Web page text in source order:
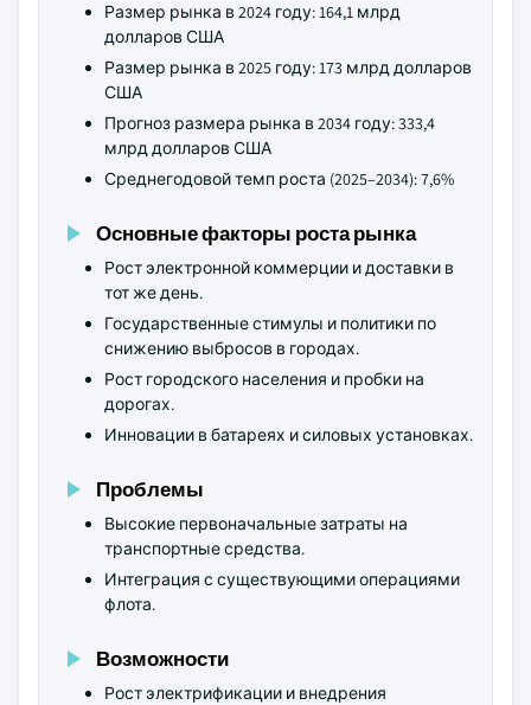
Размер рынка в 2024 году: 164,1 млрд
долларов США
Размер рынка в 2025 году: 173 млрд долларов
США
Прогноз размера рынка в 2034 году: 333,4
млрд долларов США
Среднегодовой темп роста (2025–2034): 7,6%
Основные факторы роста рынка
Рост электронной коммерции и доставки в
тот же день.
Государственные стимулы и политики по
снижению выбросов в городах.
Рост городского населения и пробки на
дорогах.
Инновации в батареях и силовых установках.
Проблемы
Высокие первоначальные затраты на
транспортные средства.
Интеграция с существующими операциями
флота.
Возможности
Рост электрификации и внедрения